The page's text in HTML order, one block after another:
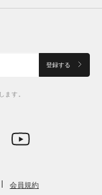
登録する
ます。
会員規約